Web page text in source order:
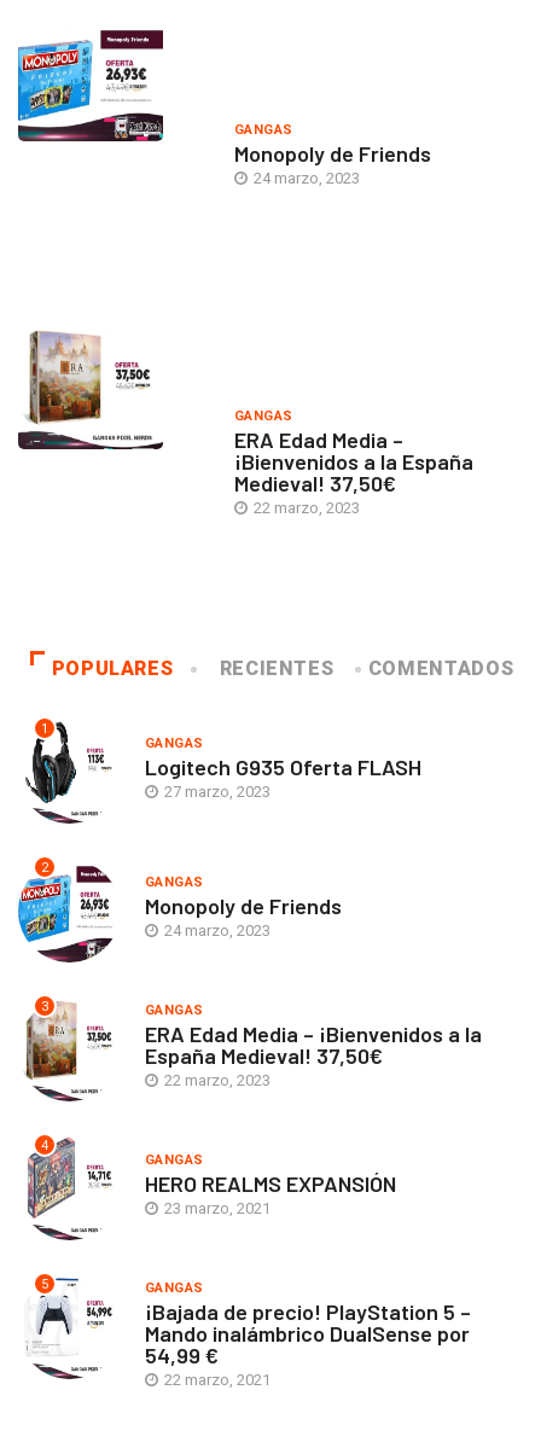
GANGAS
Monopoly de Friends
24 marzo, 2023
GANGAS
ERA Edad Media –
¡Bienvenidos a la España
Medieval! 37,50€
22 marzo, 2023
POPULARES RECIENTES COMENTADOS
1
GANGAS
Logitech G935 Oferta FLASH
27 marzo, 2023
2
GANGAS
Monopoly de Friends
24 marzo, 2023
3 GANGAS
ERA Edad Media – ¡Bienvenidos a la
España Medieval! 37,50€
22 marzo, 2023
4
GANGAS
HERO REALMS EXPANSIÓN
23 marzo, 2021
5 GANGAS
¡Bajada de precio! PlayStation 5 –
Mando inalámbrico DualSense por
54,99 €
22 marzo, 2021